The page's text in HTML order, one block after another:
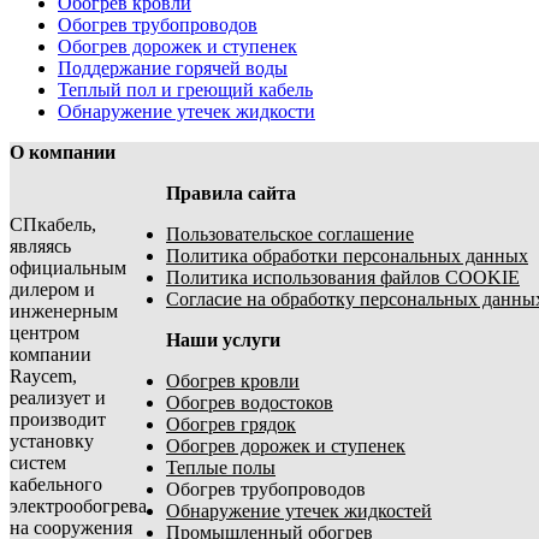
Обогрев трубопроводов
Обогрев дорожек и ступенек
Поддержание горячей воды
Теплый пол и греющий кабель
Обнаружение утечек жидкости
О компании
СПкабель,
являясь
официальным
дилером и
инженерным
центром
компании
Raycem,
реализует и
производит
установку
систем
кабельного
электрообогрева
на сооружения
Правила сайта
Пользовательское соглашение
Политика обработки персональных данных
Политика использования файлов COOKIE
Согласие на обработку персональных
Наши услуги
Обогрев кровли
Обогрев водостоков
Обогрев грядок
Обогрев дорожек и ступенек
Теплые полы
Обогрев трубопроводов
Обнаружение утечек жидкостей
Промышленный обогрев